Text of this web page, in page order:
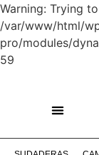
Warning: Trying
/var/www/html/
pro/modules/
59